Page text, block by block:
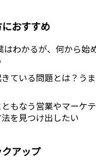
おすすめ
はわかるが、何から始
ている問題とは？う
もなう営業やマーケ
を見つけ出したい
アップ